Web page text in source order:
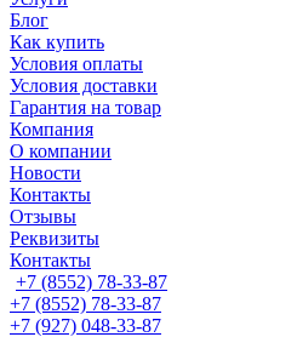
Блог
Как купить
Условия оплаты
Условия доставки
Гарантия на товар
Компания
О компании
Новости
Контакты
Отзывы
Реквизиты
Контакты
+7 (8552) 78-33-87
+7 (8552) 78-33-87
+7 (927) 048-33-87